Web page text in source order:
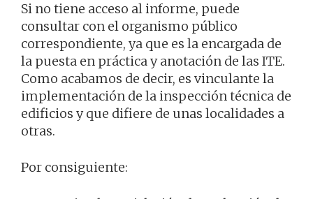
Si no tiene acceso al informe, puede
consultar con el organismo público
correspondiente, ya que es la encargada de
la puesta en práctica y anotación de las ITE.
Como acabamos de decir, es vinculante la
implementación de la inspección técnica de
edificios y que difiere de unas localidades a
otras.
Por consiguiente: